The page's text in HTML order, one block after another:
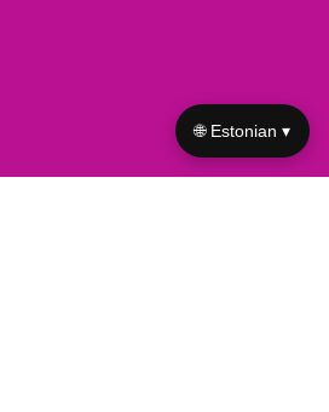
🌐 Estonian ▾